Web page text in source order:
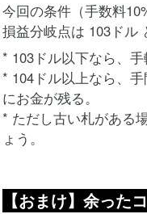
今回の条件（手数料
損益分岐点は 103ドル
* 103ドル以下なら、手
* 104ドル以上なら、
にお金が残る。
* ただし古い札がある
ょう。
【おまけ】余った